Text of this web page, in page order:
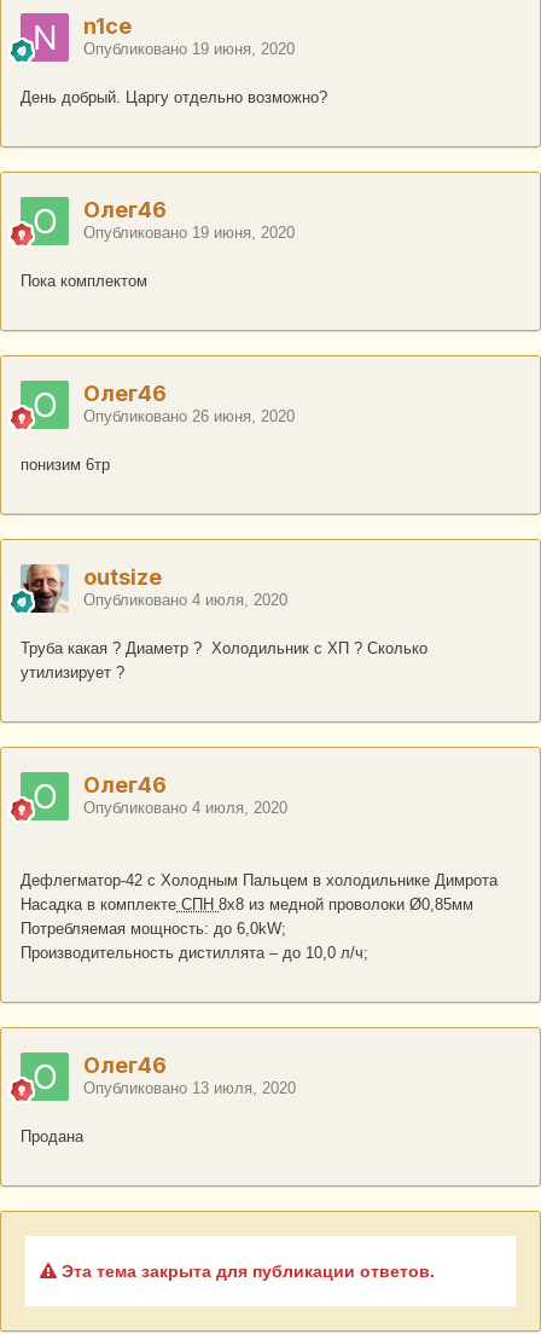
n1ce
Опубликовано 19 июня, 2020
День добрый. Царгу отдельно возможно?
Олег46
Опубликовано 19 июня, 2020
Пока комплектом
Олег46
Опубликовано 26 июня, 2020
понизим 6тр
outsize
Опубликовано 4 июля, 2020
Труба какая ? Диаметр ? Холодильник с ХП ? Сколько
утилизирует ?
Олег46
Опубликовано 4 июля, 2020
Дефлегматор-42 с Холодным Пальцем в холодильнике Димрота
Насадка в комплекте СПН 8х8 из медной проволоки Ø0,85мм
Потребляемая мощность: до 6,0kW;
Производительность дистиллята – до 10,0 л/ч;
Олег46
Опубликовано 13 июля, 2020
Продана
Эта тема закрыта для публикации ответов.